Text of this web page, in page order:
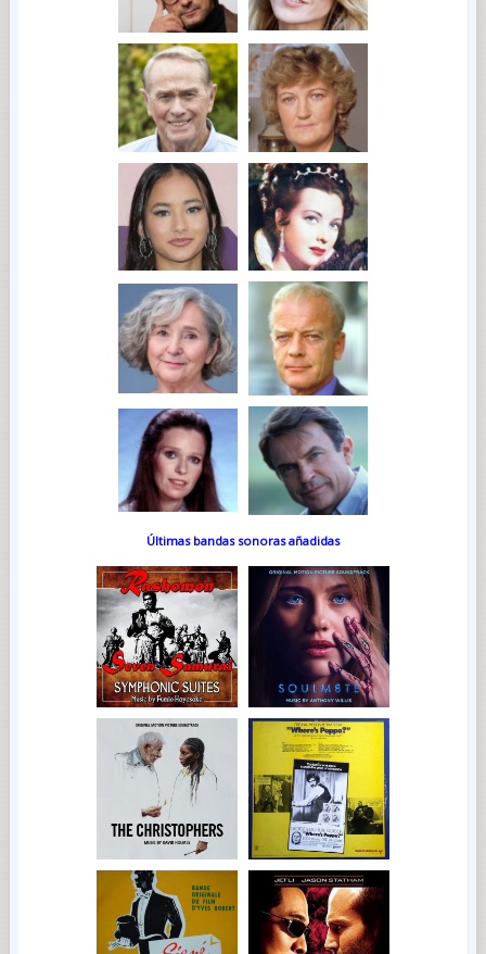
Últimas bandas sonoras añadidas